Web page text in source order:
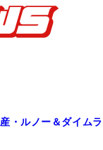
・ルノー＆ダイムラ